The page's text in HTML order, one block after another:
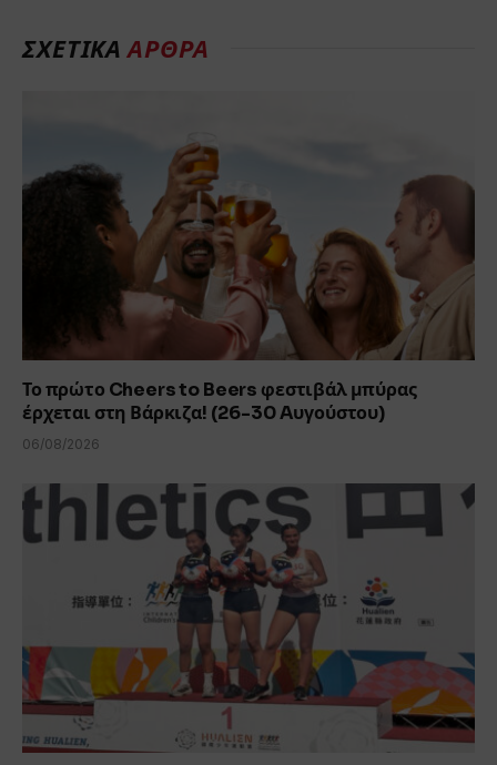
ΣΧΕΤΙΚΆΆΡΘΡΑ
Το πρώτο Cheers to Beers φεστιβάλ μπύρας
έρχεται στη Βάρκιζα! (26-30 Aυγούστου)
06/08/2026